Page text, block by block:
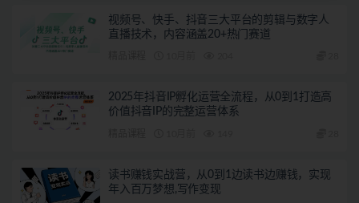
视频号、快手、抖音三大平台的剪辑与数字人
直播技术，内容涵盖20+热门赛道
2025年抖音IP孵化运营全流程，从0到1打造高
价值抖音IP的完整运营体系
读书赚钱实战营，从0到1边读书边赚钱，实现
年入百万梦想,写作变现